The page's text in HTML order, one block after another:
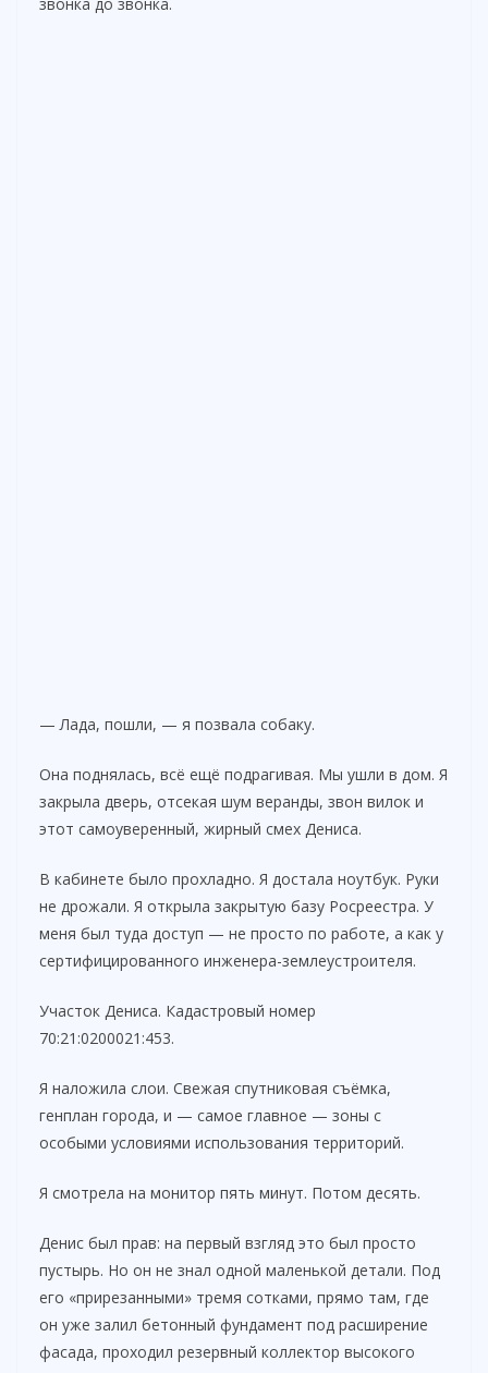
— Лада, пошли, — я позвала собаку.
Она поднялась, всё ещё подрагивая. Мы ушли в дом. Я
закрыла дверь, отсекая шум веранды, звон вилок и
этот самоуверенный, жирный смех Дениса.
В кабинете было прохладно. Я достала ноутбук. Руки
не дрожали. Я открыла закрытую базу Росреестра. У
меня был туда доступ — не просто по работе, а как у
сертифицированного инженера-землеустроителя.
Участок Дениса. Кадастровый номер
70:21:0200021:453.
Я наложила слои. Свежая спутниковая съёмка,
генплан города, и — самое главное — зоны с
особыми условиями использования территорий.
Я смотрела на монитор пять минут. Потом десять.
Денис был прав: на первый взгляд это был просто
пустырь. Но он не знал одной маленькой детали. Под
его «прирезанными» тремя сотками, прямо там, где
он уже залил бетонный фундамент под расширение
фасада, проходил резервный коллектор высокого